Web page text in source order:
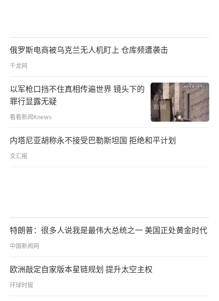
俄罗斯电商被乌克兰无人机盯上 仓库频遭袭击
千龙网
以军枪口挡不住真相传遍世界 镜头下的
罪行显露无疑
看看新闻Knews
内塔尼亚胡称永不接受巴勒斯坦国 拒绝和平计划
文汇报
特朗普：很多人说我是最伟大总统之一 美国正处黄金时代
中国新闻网
欧洲敲定自家版本星链规划 提升太空主权
环球时报